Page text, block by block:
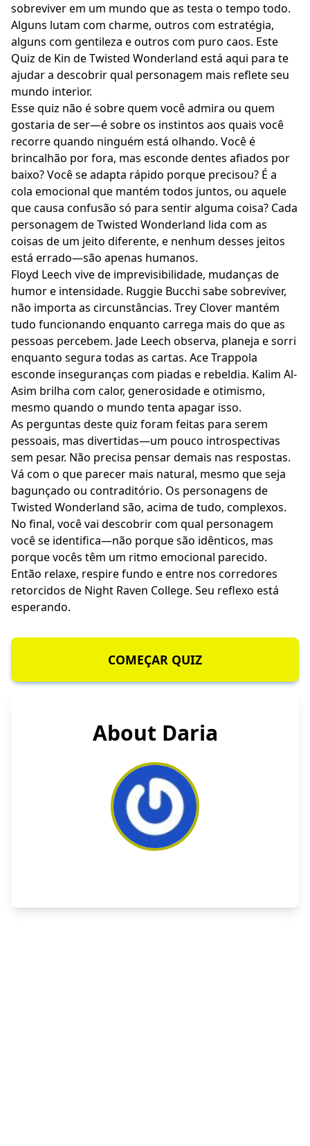
sobreviver em um mundo que as testa o tempo todo.
Alguns lutam com charme, outros com estratégia,
alguns com gentileza e outros com puro caos. Este
Quiz de Kin de Twisted Wonderland está aqui para te
ajudar a descobrir qual personagem mais reflete seu
mundo interior.
Esse quiz não é sobre quem você admira ou quem
gostaria de ser—é sobre os instintos aos quais você
recorre quando ninguém está olhando. Você é
brincalhão por fora, mas esconde dentes afiados por
baixo? Você se adapta rápido porque precisou? É a
cola emocional que mantém todos juntos, ou aquele
que causa confusão só para sentir alguma coisa? Cada
personagem de Twisted Wonderland lida com as
coisas de um jeito diferente, e nenhum desses jeitos
está errado—são apenas humanos.
Floyd Leech vive de imprevisibilidade, mudanças de
humor e intensidade. Ruggie Bucchi sabe sobreviver,
não importa as circunstâncias. Trey Clover mantém
tudo funcionando enquanto carrega mais do que as
pessoas percebem. Jade Leech observa, planeja e sorri
enquanto segura todas as cartas. Ace Trappola
esconde inseguranças com piadas e rebeldia. Kalim Al-
Asim brilha com calor, generosidade e otimismo,
mesmo quando o mundo tenta apagar isso.
As perguntas deste quiz foram feitas para serem
pessoais, mas divertidas—um pouco introspectivas
sem pesar. Não precisa pensar demais nas respostas.
Vá com o que parecer mais natural, mesmo que seja
bagunçado ou contraditório. Os personagens de
Twisted Wonderland são, acima de tudo, complexos.
No final, você vai descobrir com qual personagem
você se identifica—não porque são idênticos, mas
porque vocês têm um ritmo emocional parecido.
Então relaxe, respire fundo e entre nos corredores
retorcidos de Night Raven College. Seu reflexo está
esperando.
COMEÇAR QUIZ
About Daria